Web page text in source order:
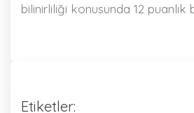
bilinirliliği konusunda 12 puanlık
Etiketler: